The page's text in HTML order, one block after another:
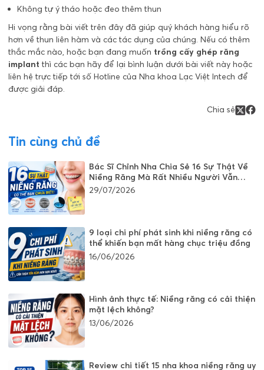
Không tự ý tháo hoặc đeo thêm thun
Hi vọng rằng bài viết trên đây đã giúp quý khách hàng hiểu rõ
hơn về thun liên hàm và các tác dụng của chúng. Nếu có thêm
thắc mắc nào, hoặc bạn đang muốn trồng cấy ghép răng
implant thì các bạn hãy để lại bình luận dưới bài viết này hoặc
liên hệ trực tiếp tới số Hotline của Nha khoa Lạc Việt Intech để
được giải đáp.
Chia sẻ
Tin cùng chủ đề
Bác Sĩ Chỉnh Nha Chia Sẻ 16 Sự Thật Về
Niềng Răng Mà Rất Nhiều Người Vẫn
Đang Hiểu Sai
29/07/2026
9 loại chi phí phát sinh khi niềng răng có
thể khiến bạn mất hàng chục triệu đồng
16/06/2026
Hình ảnh thực tế: Niềng răng có cải thiện
mặt lệch không?
13/06/2026
Review chi tiết 15 nha khoa niềng răng uy